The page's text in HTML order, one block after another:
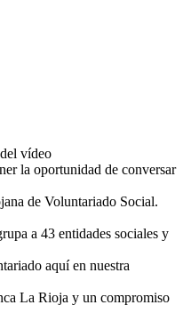
vídeo
la oportunidad de conversar
de Voluntariado Social.
a 43 entidades sociales y
aquí en nuestra
La Rioja y un compromiso